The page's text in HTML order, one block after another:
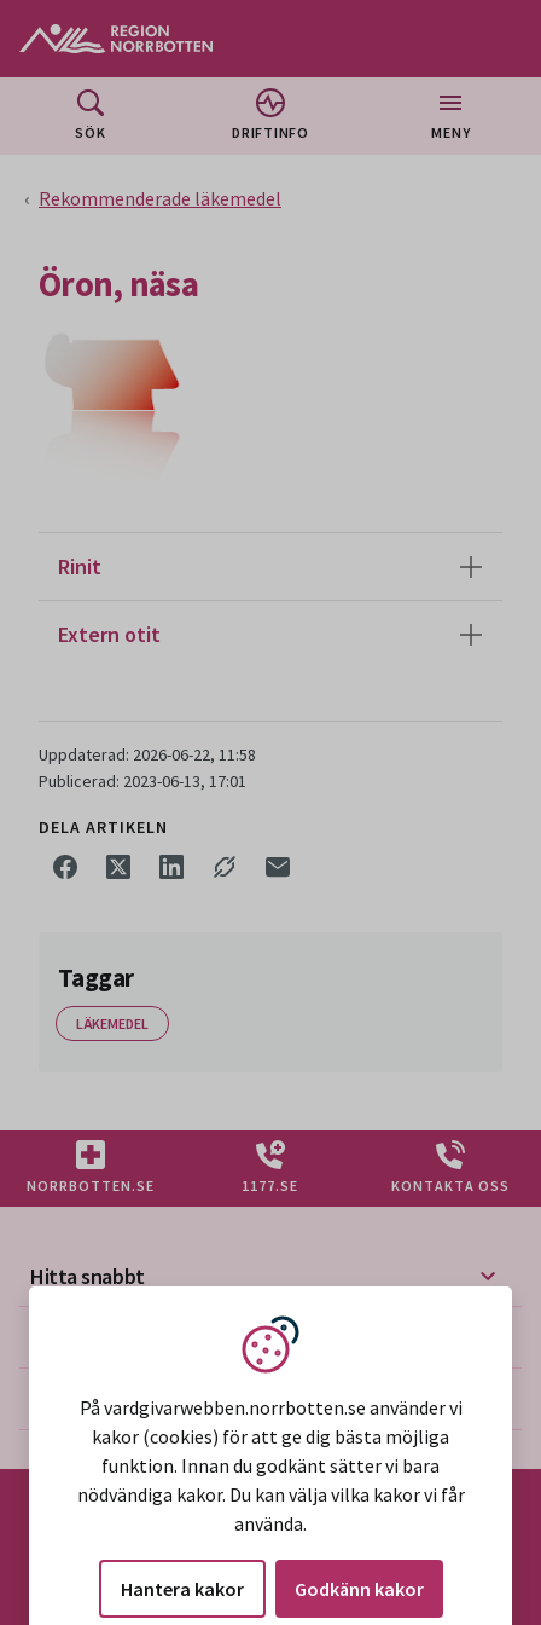
SÖK DRIFTINFO MENY
Rekommenderade läkemedel
Öron, näsa
Rinit
Extern otit
Uppdaterad: 2026-06-22, 11:58
Publicerad: 2023-06-13, 17:01
DELA ARTIKELN
Taggar
LÄKEMEDEL
NORRBOTTEN.SE 1177.SE KONTAKTA OSS
Hitta snabbt
Mer på vårdgivarwebben
Om webbplatsen
©2026 Region Norrbotten
Vi använder kakor
På vardgivarwebben.norrbotten.se använder vi
kakor (cookies) för att ge dig bästa möjliga
funktion. Innan du godkänt sätter vi bara
nödvändiga kakor. Du kan välja vilka kakor vi får
använda.
Hantera kakor Godkänn kakor